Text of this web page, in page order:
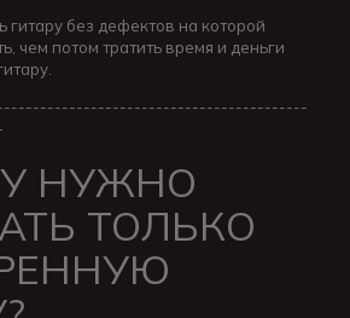
гитару без дефектов на которой
чем потом тратить время и деньги
НУЖНО
ТОЛЬКО